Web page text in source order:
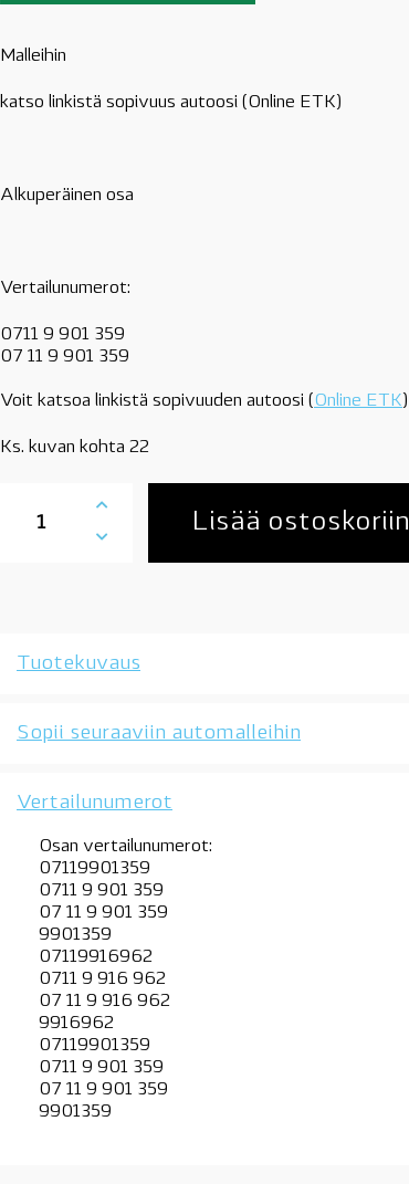
Malleihin
katso linkistä sopivuus autoosi (Online ETK)
Alkuperäinen osa
Vertailunumerot:
0711 9 901 359
07 11 9 901 359
Voit katsoa linkistä sopivuuden autoosi (Online ETK)
Ks. kuvan kohta 22
BMW
Lisää ostoskoriin
Tuotekuvaus
Sopii seuraaviin automalleihin
Vertailunumerot
Osan vertailunumerot:
07119901359
0711 9 901 359
07 11 9 901 359
9901359
07119916962
0711 9 916 962
07 11 9 916 962
9916962
07119901359
0711 9 901 359
07 11 9 901 359
9901359